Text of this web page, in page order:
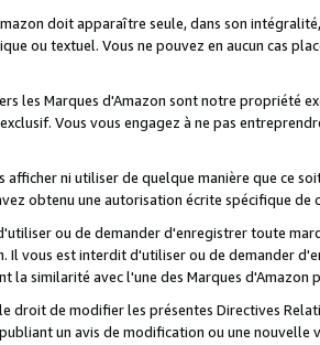
doit apparaître seule, dans son
ou textuel. Vous ne pouvez en aucun cas
les Marques d'Amazon sont notre propriété
Vous vous engagez à ne pas
afficher ni utiliser de quelque manière que ce
obtenu une autorisation écrite spécifique de
ou de demander d'enregistrer toute
Il vous est interdit d'utiliser ou de demander
la similarité avec l'une des Marques
droit de modifier les présentes Directives
un avis de modification ou une nouvelle